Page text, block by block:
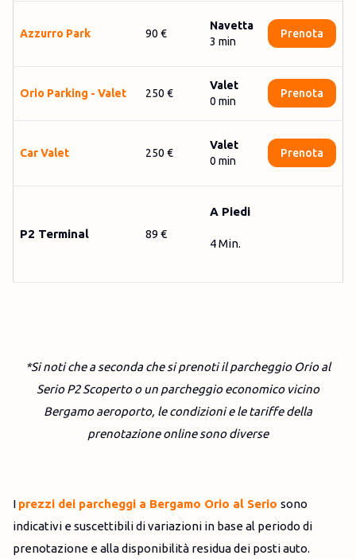
Az­zur­ro Par­k 90 €
Navetta
3 min
Prenota
O­ri­o Par­king - Va­let 250 €
Valet
0 min
Prenota
Car Valet 250 €
Valet
0 min
Prenota
P2 Terminal 89 €
A Piedi
4 Min.
*Si noti che a seconda che si prenoti il parcheggio Orio al
Serio P2 Scoperto o un parcheggio economico vicino
Bergamo aeroporto, le condizioni e le tariffe della
prenotazione online sono diverse
I prezzi dei parcheggi a Bergamo Orio al Serio sono
indicativi e suscettibili di variazioni in base al periodo di
prenotazione e alla disponibilità residua dei posti auto.